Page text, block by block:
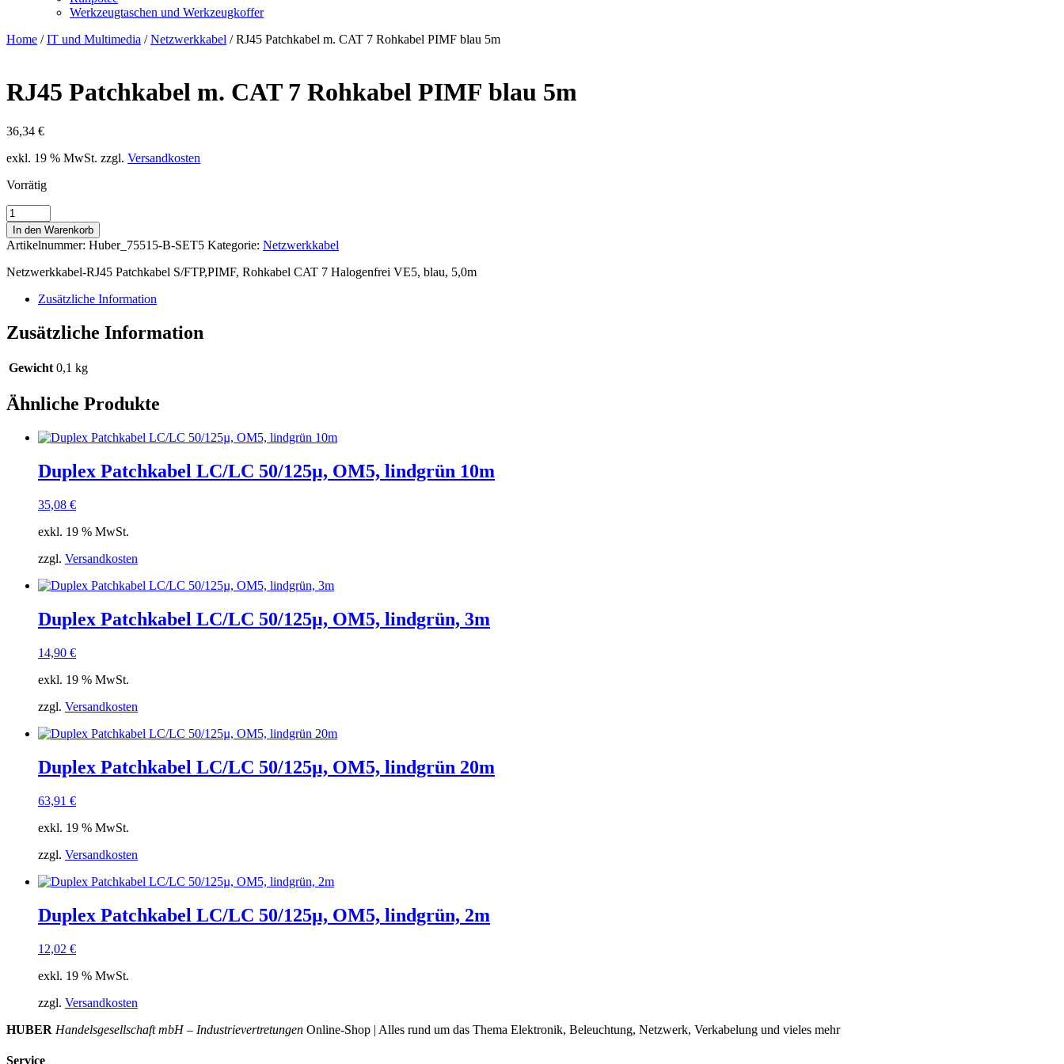
Werkzeugtaschen und Werkzeugkoffer
Home /IT und Multimedia /Netzwerkkabel / RJ45 Patchkabel m. CAT 7 Rohkabel PIMF blau 5m
RJ45 Patchkabel m. CAT 7 Rohkabel PIMF blau 5m
36,34 €
exkl. 19 % MwSt. zzgl. Versandkosten
Vorrätig
RJ45
Patchkabel
m.
CAT
7
PIMF
5m
Menge
In den Warenkorb
Artikelnummer: Huber_75515-B-SET5 Kategorie: Netzwerkkabel
Netzwerkkabel-RJ45 Patchkabel S/FTP,PIMF, Rohkabel CAT 7 Halogenfrei VE5, blau, 5,0m
Zusätzliche Information
Zusätzliche Information
Gewicht 0,1 kg
Ähnliche Produkte
Duplex Patchkabel LC/LC 50/125µ, OM5, lindgrün 10m
35,08 €
exkl. 19 % MwSt.
zzgl. Versandkosten
Duplex Patchkabel LC/LC 50/125µ, OM5, lindgrün, 3m
14,90 €
exkl. 19 % MwSt.
zzgl. Versandkosten
Duplex Patchkabel LC/LC 50/125µ, OM5, lindgrün 20m
63,91 €
exkl. 19 % MwSt.
zzgl. Versandkosten
Duplex Patchkabel LC/LC 50/125µ, OM5, lindgrün, 2m
12,02 €
exkl. 19 % MwSt.
zzgl. Versandkosten
HUBER Handelsgesellschaft mbH – Industrievertretungen Online-Shop | Alles rund um das Thema Elektronik, Beleuchtung, Netzwerk, Verkabelung und vieles mehr
Service